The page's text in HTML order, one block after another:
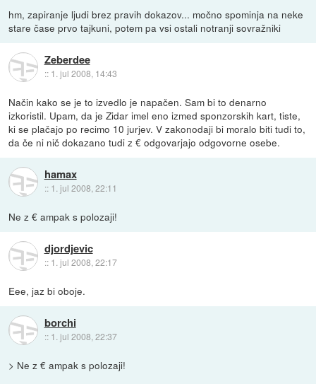
hm, zapiranje ljudi brez pravih dokazov... močno spominja na neke
stare čase prvo tajkuni, potem pa vsi ostali notranji sovražniki
Zeberdee
:: 1. jul 2008, 14:43
Način kako se je to izvedlo je napačen. Sam bi to denarno
izkoristil. Upam, da je Zidar imel eno izmed sponzorskih kart, tiste,
ki se plačajo po recimo 10 jurjev. V zakonodaji bi moralo biti tudi to,
da če ni nič dokazano tudi z € odgovarjajo odgovorne osebe.
hamax
:: 1. jul 2008, 22:11
Ne z € ampak s polozaji!
djordjevic
:: 1. jul 2008, 22:17
Eee, jaz bi oboje.
borchi
:: 1. jul 2008, 22:37
> Ne z € ampak s polozaji!